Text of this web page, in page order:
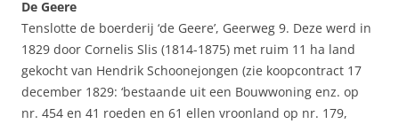
De Geere
Tenslotte de boerderij ‘de Geere’, Geerweg 9. Deze werd in
1829 door Cornelis Slis (1814-1875) met ruim 11 ha land
gekocht van Hendrik Schoonejongen (zie koopcontract 17
december 1829: ‘bestaande uit een Bouwwoning enz. op
nr. 454 en 41 roeden en 61 ellen vroonland op nr. 179,